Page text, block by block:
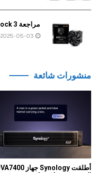
مراجعة be quiet! Pure Rock 3
2025-05-03
منشورات شائعة